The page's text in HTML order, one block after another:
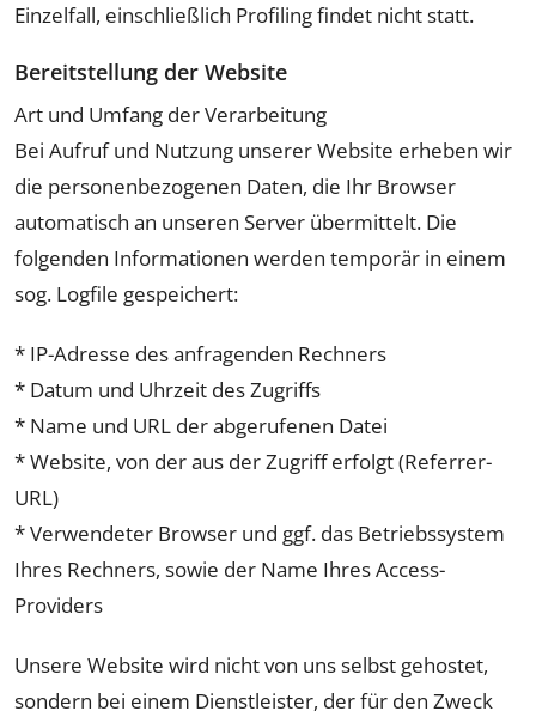
Einzelfall, einschließlich Profiling findet nicht statt.
Bereitstellung der Website
Art und Umfang der Verarbeitung
Bei Aufruf und Nutzung unserer Website erheben wir
die personenbezogenen Daten, die Ihr Browser
automatisch an unseren Server übermittelt. Die
folgenden Informationen werden temporär in einem
sog. Logfile gespeichert:
* IP-Adresse des anfragenden Rechners
* Datum und Uhrzeit des Zugriffs
* Name und URL der abgerufenen Datei
* Website, von der aus der Zugriff erfolgt (Referrer-
URL)
* Verwendeter Browser und ggf. das Betriebssystem
Ihres Rechners, sowie der Name Ihres Access-
Providers
Unsere Website wird nicht von uns selbst gehostet,
sondern bei einem Dienstleister, der für den Zweck